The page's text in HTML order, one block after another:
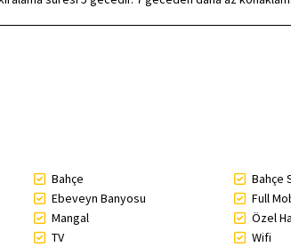
Bahçe Bahçe
Ebeveyn Banyosu Full
Mangal Özel
TV Wifi